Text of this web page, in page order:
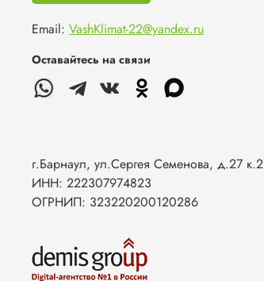
Email: VashKlimat-22@yandex.ru
Оставайтесь на связи
г.Барнаул, ул.Сергея Семенова, д.27 к.2
ИНН: 222307974823
ОГРНИП: 323220200120286